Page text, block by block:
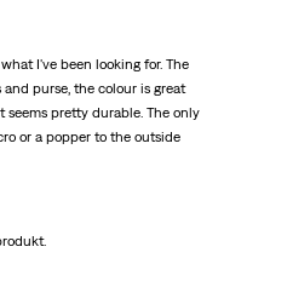
I've been looking for. The
purse, the colour is great
seems pretty durable. The only
or a popper to the outside